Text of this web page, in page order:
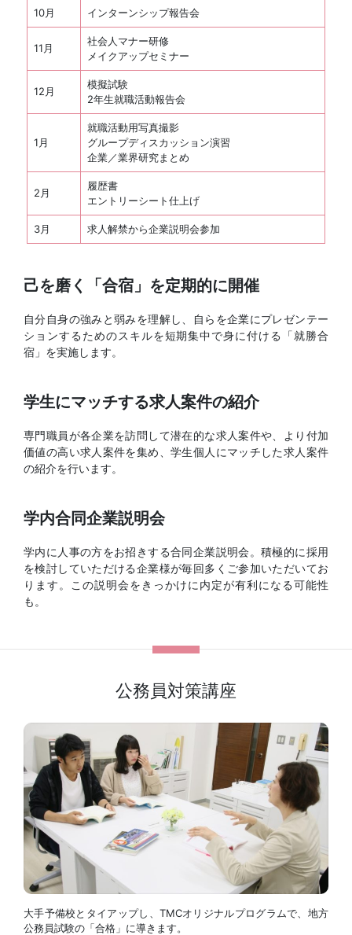
10月 インターンシップ報告会
11月
社会人マナー研修
メイクアップセミナー
12月
模擬試験
2年生就職活動報告会
1月
就職活動用写真撮影
グループディスカッション演習
企業／業界研究まとめ
2月
履歴書
エントリーシート仕上げ
3月 求人解禁から企業説明会参加
己を磨く「合宿」を定期的に開催
自分自身の強みと弱みを理解し、自らを企業にプレゼンテー
ションするためのスキルを短期集中で身に付ける「就勝合
宿」を実施します。
学生にマッチする求人案件の紹介
専門職員が各企業を訪問して潜在的な求人案件や、より付加
価値の高い求人案件を集め、学生個人にマッチした求人案件
の紹介を行います。
学内合同企業説明会
学内に人事の方をお招きする合同企業説明会。積極的に採用
を検討していただける企業様が毎回多くご参加いただいてお
ります。この説明会をきっかけに内定が有利になる可能性
も。
公務員対策講座
大手予備校とタイアップし、TMCオリジナルプログラムで、地方
公務員試験の「合格」に導きます。